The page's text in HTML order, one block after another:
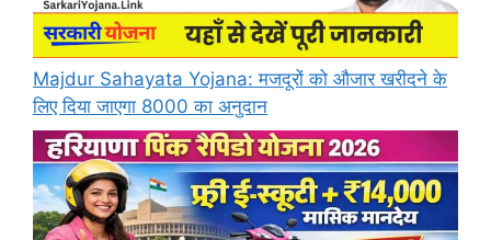
Majdur Sahayata Yojana: मजदूरों को औजार खरीदने के
लिए दिया जाएगा 8000 का अनुदान